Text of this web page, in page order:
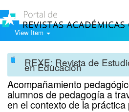
View Item
REXE: Revista de
en Educación
Acompañamiento
alumnos de pedagogía a
en el contexto de la práctica